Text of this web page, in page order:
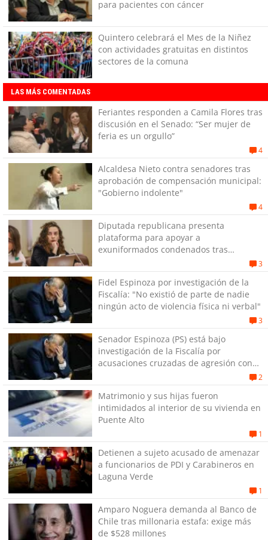
para pacientes con cáncer
Quintero celebrará el Mes de la Niñez
con actividades gratuitas en distintos
sectores de la comuna
LAS MÁS COMENTADAS
Feriantes responden a Camila Flores tras
discusión en el Senado: “Ser mujer de
feria es un orgullo”
4
Alcaldesa Nieto contra senadores tras
aprobación de compensación municipal:
"Gobierno indolente"
4
Diputada republicana presenta
plataforma para apoyar a
exuniformados condenados tras
3
Fidel Espinoza por investigación de la
Fiscalía: "No existió de parte de nadie
ningún acto de violencia física ni verbal"
3
Senador Espinoza (PS) está bajo
investigación de la Fiscalía por
acusaciones cruzadas de agresión con
2
Matrimonio y sus hijas fueron
intimidados al interior de su vivienda en
Puente Alto
1
Detienen a sujeto acusado de amenazar
a funcionarios de PDI y Carabineros en
Laguna Verde
1
Amparo Noguera demanda al Banco de
Chile tras millonaria estafa: exige más
de $528 millones